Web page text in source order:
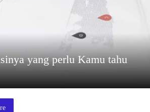
yang perlu Kamu tahu